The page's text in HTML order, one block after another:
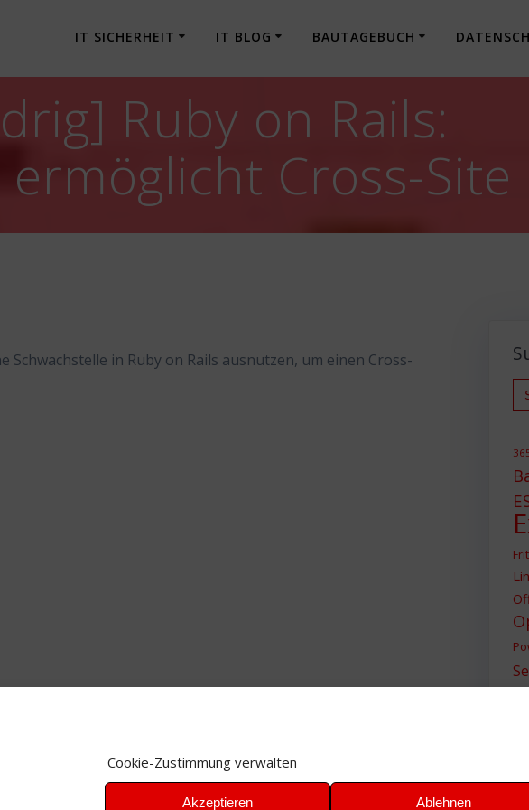
Cookie-Zustimmung verwalten
Akzeptieren Ablehnen
IT SICHERHEIT IT BLOG BAUTAGEBUCH
Ruby on Rails:
Cross-
in Ruby on Rails ausnutzen, um einen Cross-